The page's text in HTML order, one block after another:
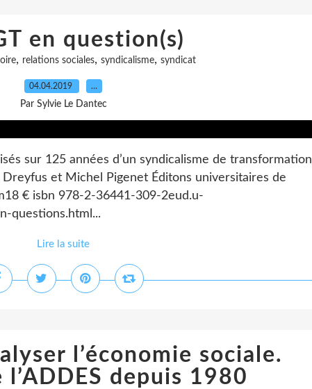
en question(s)
, relations sociales, syndicalisme, syndicat
04.04.2019 …
Par Sylvie Le Dantec
sur 125 années d’un syndicalisme de transformation
et Michel Pigenet Éditons universitaires de
€ isbn 978-2-36441-309-2eud.u-
questions.html...
Lire la suite
l’économie sociale.
l’ADDES depuis 1980